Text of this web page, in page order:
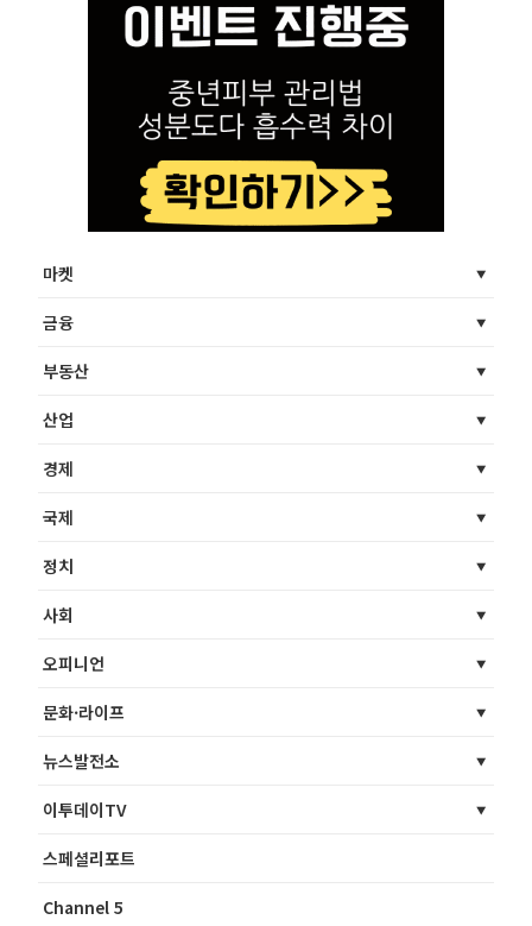
마켓
금융
부동산
산업
경제
국제
정치
사회
오피니언
문화·라이프
뉴스발전소
이투데이TV
스페셜리포트
Channel 5